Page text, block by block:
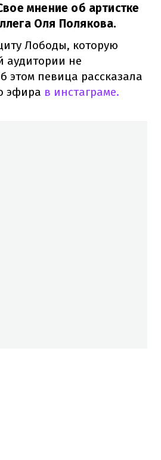
мнение об артистке
Оля Полякова.
Лободы, которую
аудитории не
этом певица рассказала
эфира в инстаграме.